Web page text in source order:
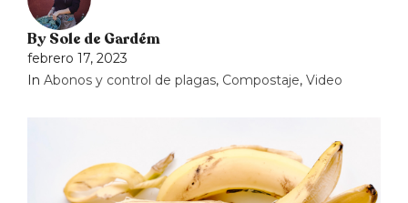
BySole de Gardém
febrero 17, 2023
In Abonos y control de plagas, Compostaje, Video